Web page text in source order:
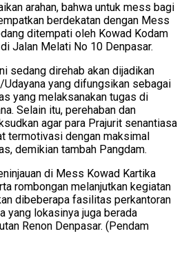
arahan, bahwa untuk mess bagi
berdekatan dengan Mess
ditempati oleh Kowad Kodam
Jalan Melati No 10 Denpasar.
sedang direhab akan dijadikan
yang difungsikan sebagai
yang melaksanakan tugas di
Selain itu, perehaban dan
agar para Prajurit senantiasa
termotivasi dengan maksimal
demikian tambah Pangdam.
di Mess Kowad Kartika
rombongan melanjutkan kegiatan
dibeberapa fasilitas perkantoran
yang lokasinya juga berada
Renon Denpasar. (Pendam